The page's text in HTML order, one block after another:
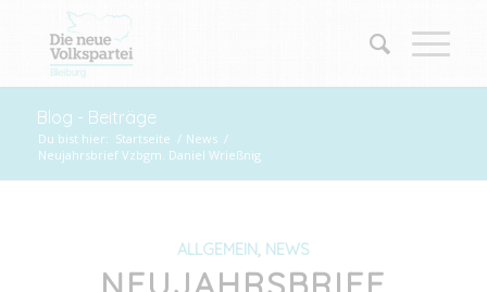
Blog - Beiträge
Du bist hier: Startseite / News /
Neujahrsbrief Vzbgm. Daniel Wrießnig
ALLGEMEIN, NEWS